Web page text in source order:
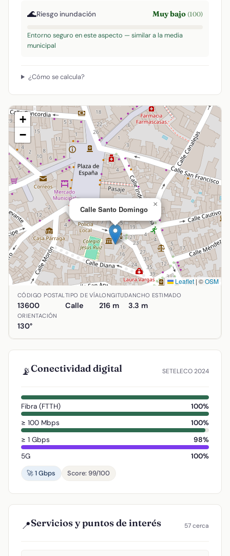
🌊Riesgo inundación Muy bajo (100)
Entorno seguro en este aspecto — similar a la media
municipal
¿Cómo se calcula?
Calle Santo Domingo
×
+
−
Leaflet | ©OSM
Ubicación de Calle Santo Domingo en Alcázar de San
CÓDIGO POSTAL
13600
TIPO DE VÍA
Calle
LONGITUD
216 m
ANCHO ESTIMADO
3.3 m
ORIENTACIÓN
130°
📡Conectividad digital SETELECO 2024
Fibra (FTTH)
100%
≥ 100 Mbps
100%
≥ 1 Gbps
98%
5G
100%
🚀 1 Gbps
Score: 99/100
📍Servicios y puntos de interés 57 cerca